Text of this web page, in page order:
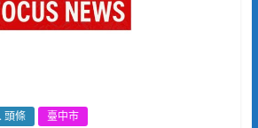
頭條 臺中市